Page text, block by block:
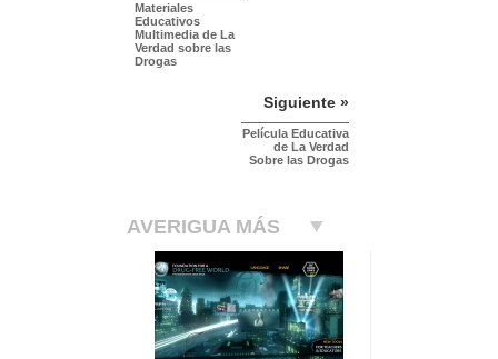
Materiales
Educativos
Multimedia de La
Verdad sobre las
Drogas
Siguiente »
Película Educativa
de La Verdad
Sobre las Drogas
AVERIGUA MÁS